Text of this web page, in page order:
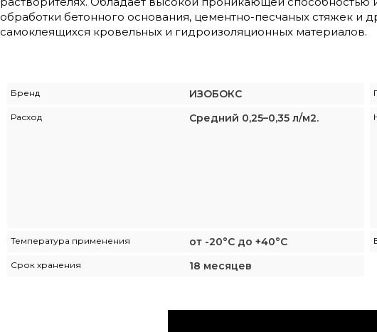
обработки бетонного основания, цементно-песчаных стяжек и
самоклеящихся кровельных и гидроизоляционных материалов.
Бренд ИЗОБОКС
Расход Средний 0,25–0,35 л/м2.
Температура применения от -20°С до +40°С
Срок хранения 18 месяцев